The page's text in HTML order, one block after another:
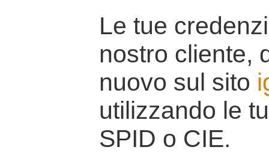
Le tue
nostro cliente,
nuovo sul sito
utilizzando le
SPID o CIE.